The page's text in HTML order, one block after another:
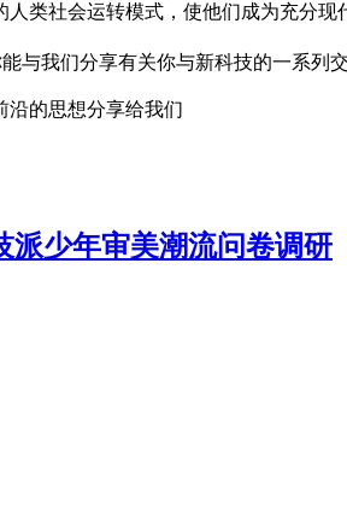
类社会运转模式，使他们成为充分现
与我们分享有关你与新科技的一系列
沿的思想分享给我们
派少年审美潮流问卷调研